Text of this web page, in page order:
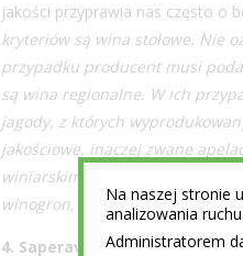
jakości przyprawia nas często o
kryteriów są wina stołowe. Nie
przypadku producent musi
są wina regionalne. W ich
jagody, z których
jakościowe, inaczej zwane
winiarskim danego kraju.
winogron, metodzie winifikacji,
4. Saperavi bardziej
Na naszej stronie
analizowania
Administratorem